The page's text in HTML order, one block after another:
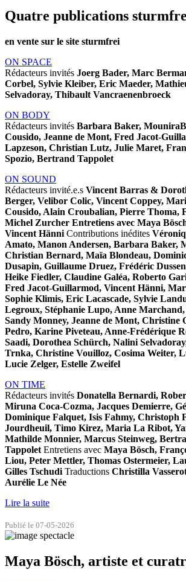
Quatre publications
en vente sur le site sturmfrei
ON SPACE
Rédacteurs invités Joerg Bader, Marc
Corbel, Sylvie Kleiber, Eric Maeder,
Selvadoray, Thibault Vancraenenbroeck
ON BODY
Rédacteurs invités Barbara Baker,
Cousido, Jeanne de Mont, Fred Jacot-
Lapzeson, Christian Lutz, Julie Maret,
Spozio, Bertrand Tappolet
ON SOUND
Rédacteurs invité.e.s Vincent Barras &
Berger, Velibor Colic, Vincent Coppey,
Cousido, Alain Croubalian, Pierre Thoma,
Michel Zurcher Entretiens avec Maya
Vincent Hänni Contributions inédites
Amato, Manon Andersen, Barbara Baker,
Christian Bernard, Maïa Blondeau,
Dusapin, Guillaume Druez, Frédéric
Heike Fiedler, Claudine Galéa, Roberto
Fred Jacot-Guillarmod, Vincent Hänni,
Sophie Klimis, Eric Lacascade, Sylvie
Legroux, Stéphanie Lupo, Anne
Sandy Monney, Jeanne de Mont, Christine
Pedro, Karine Piveteau, Anne-Frédérique
Saadi, Dorothea Schürch, Nalini
Trnka, Christine Vouilloz, Cosima Weiter,
Lucie Zelger, Estelle Zweifel
ON TIME
Rédacteurs invités Donatella Bernardi,
Miruna Coca-Cozma, Jacques Demierre,
Dominique Falquet, Isis Fahmy, Christoph
Jourdheuil, Timo Kirez, Maria La Ribot,
Mathilde Monnier, Marcus Steinweg,
Tappolet Entretiens avec Maya Bösch,
Liou, Peter Mettler, Thomas Ostermeier,
Gilles Tschudi Traductions Christilla
Aurélie Le Née
Lire la suite
Publié le 07-05-2026
Maya Bösch, artiste et